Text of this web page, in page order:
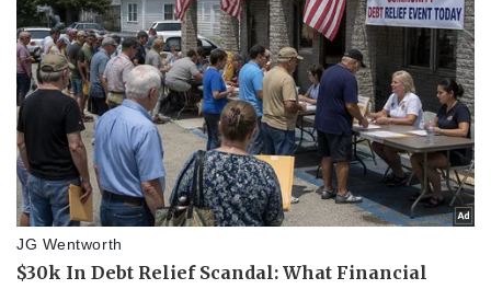
Pháp luật
Vụ án
Tin nóng
Tư vấn luật
Quân sự - Quốc phòng
Vũ khí
Việt Nam
Phân tích